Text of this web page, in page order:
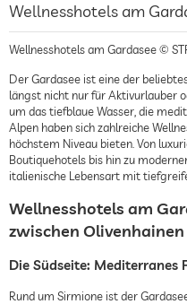
Wellnesshotels am
Wellnesshotels am Gardasee ©
Der Gardasee ist eine der
längst nicht nur für Aktivurlauber
um das tiefblaue Wasser, die
Alpen haben sich zahlreiche
höchstem Niveau bieten. Von
Boutiquehotels bis hin zu
italienische Lebensart mit
Wellnesshotels am
zwischen
Die Südseite:
Rund um Sirmione ist der